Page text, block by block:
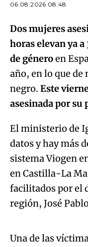
06.08.2026 08:48
Dos mujeres
horas elevan ya
de géneroen
año, en lo que de
negro. Este
asesinada por su
El ministerio de
datos y hay más
sistema Viogen
en Castilla-La
facilitados por el
región, José
Una de las